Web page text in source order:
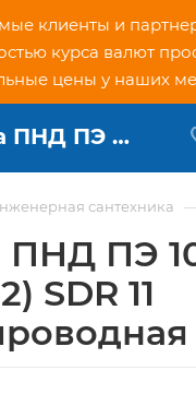
клиенты и
курса валют
цены у наших
Труба ПНД ПЭ 100 90 мм (8,2) SDR 11 водопроводная - купить по низкой цене в Москве, интернет-магазин PNDtech.ru
сантехника
ПНД ПЭ
SDR 11